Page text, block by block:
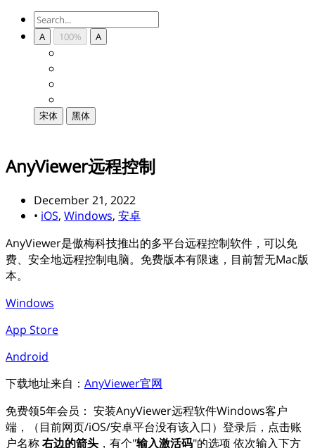
A 100% A
宋体 黑体
AnyViewer远程控制
December 21, 2022
• iOS, Windows, 安卓
AnyViewer是傲梅科技推出的多平台远程控制软件，可以免
费、安全地远程控制电脑。免费版本有限速，目前暂无Mac版
本。
Windows
App Store
Android
下载地址来自： AnyViewer官网
免费领5年会员： 安装AnyViewer远程软件Windows客户
端，（目前网页/iOS/安卓平台没有该入口）登录后，点击账
户名称右边的箭头 ，有个"输入激活码"的选项 依次输入下方